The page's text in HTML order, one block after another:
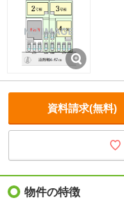
資料請求(無料)
物件の特徴